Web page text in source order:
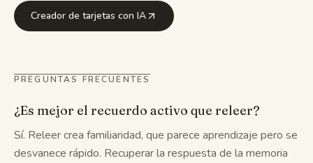
Creador de tarjetas con IA
PREGUNTAS FRECUENTES
¿Es mejor el recuerdo activo que releer?
Sí. Releer crea familiaridad, que parece aprendizaje pero se
desvanece rápido. Recuperar la respuesta de la memoria